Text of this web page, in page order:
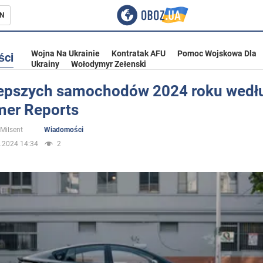
Ukrainie
Wojna Na Ukrainie Kontratak AFU
Pomoc Wojskowa Dla
Ukrainy
Wołodymyr Zełenski
samochodów 2024 roku
Reports
Wiadomości
14:34
2